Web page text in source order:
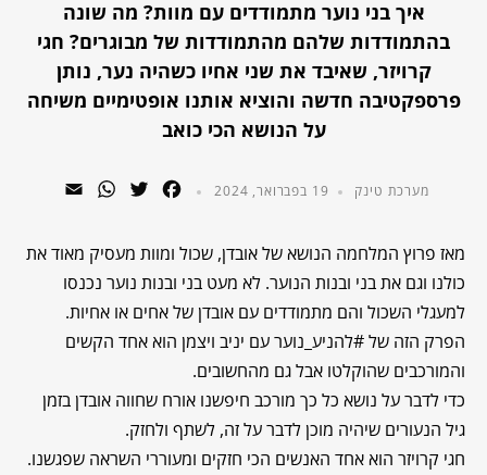
איך בני נוער מתמודדים עם מוות? מה שונה
בהתמודדות שלהם מהתמודדות של מבוגרים? חגי
קרויזר, שאיבד את שני אחיו כשהיה נער, נותן
פרספקטיבה חדשה והוציא אותנו אופטימיים משיחה
על הנושא הכי כואב
מערכת טינק 19 בפברואר, 2024 Facebook
Twitter
WhatsApp
מאז פרוץ המלחמה הנושא של אובדן, שכול ומוות מעסיק מאוד את
כולנו וגם את בני ובנות הנוער. לא מעט בני ובנות נוער נכנסו
למעגלי השכול והם מתמודדים עם אובדן של אחים או אחיות.
הפרק הזה של #להניע_נוער עם יניב ויצמן הוא אחד הקשים
והמורכבים שהוקלטו אבל גם מהחשובים.
כדי לדבר על נושא כל כך מורכב חיפשנו אורח שחווה אובדן בזמן
גיל הנעורים שיהיה מוכן לדבר על זה, לשתף ולחזק.
חגי קרויזר הוא אחד האנשים הכי חזקים ומעוררי השראה שפגשנו.